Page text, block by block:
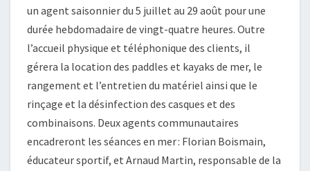
un agent saisonnier du 5 juillet au 29 août pour une
durée hebdomadaire de vingt-quatre heures. Outre
l’accueil physique et téléphonique des clients, il
gérera la location des paddles et kayaks de mer, le
rangement et l’entretien du matériel ainsi que le
rinçage et la désinfection des casques et des
combinaisons. Deux agents communautaires
encadreront les séances en mer : Florian Boismain,
éducateur sportif, et Arnaud Martin, responsable de la